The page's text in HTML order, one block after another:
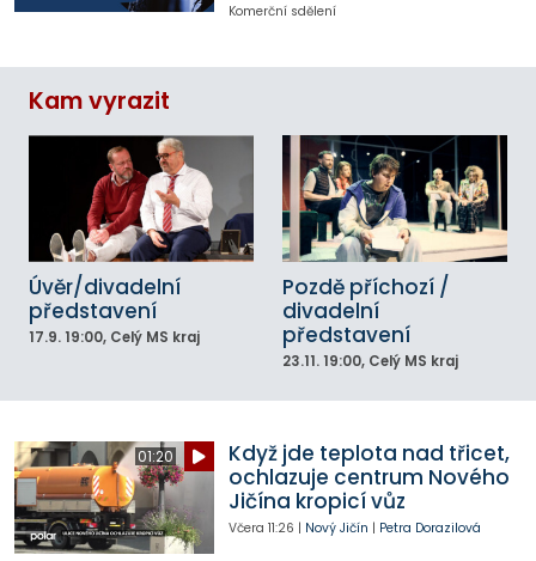
Komerční sdělení
Kam vyrazit
Úvěr/divadelní
představení
17.9. 19:00, Celý MS kraj
Pozdě příchozí /
divadelní
představení
23.11. 19:00, Celý MS kraj
01:20
Když jde teplota nad třicet,
ochlazuje centrum Nového
Jičína kropicí vůz
Včera 11:26 | Nový Jičín | Petra Dorazilová